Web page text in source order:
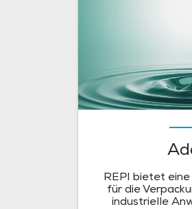
REPI bietet
für die
industrielle